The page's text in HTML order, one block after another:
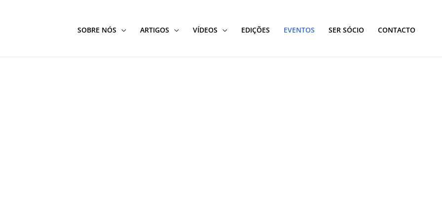
SOBRE NÓS ARTIGOS VÍDEOS EDIÇÕES EVENTOS SER SÓCIO CONTACTO